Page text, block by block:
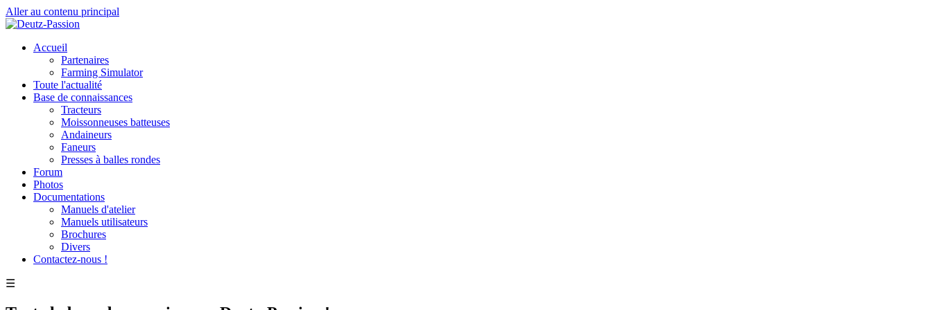
Aller au contenu principal
Accueil
Partenaires
Farming Simulator
Toute l'actualité
Base de connaissances
Tracteurs
Moissonneuses batteuses
Andaineurs
Faneurs
Presses à balles rondes
Forum
Photos
Documentations
Manuels d'atelier
Manuels utilisateurs
Brochures
Divers
Contactez-nous !
☰